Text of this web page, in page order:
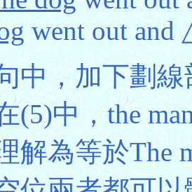
went out and
中，加下劃
(5)中，the
解為等於The